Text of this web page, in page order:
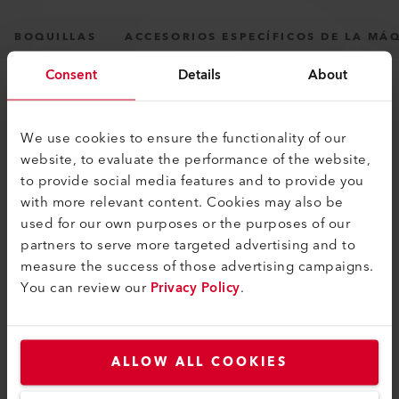
Consent Details About
We use cookies to ensure the functionality of our
website, to evaluate the performance of the website,
to provide social media features and to provide you
with more relevant content. Cookies may also be
used for our own purposes or the purposes of our
partners to serve more targeted advertising and to
measure the success of those advertising campaigns.
You can review ourPrivacy Policy.
ALLOW ALL COOKIES
BOQUILLAS ACCESORIOS ESPECÍFICOS DE LA
PRODUCTOS SIMILARES
Lo mejor o nada